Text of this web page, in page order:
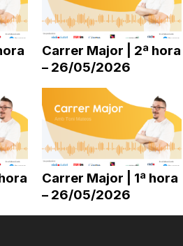
Carrer Major | 2ª hora
– 26/05/2026
Carrer Major | 1ª hora
– 26/05/2026